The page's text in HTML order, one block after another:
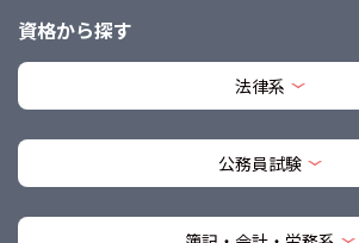
資格から探す
法律系
公務員試験